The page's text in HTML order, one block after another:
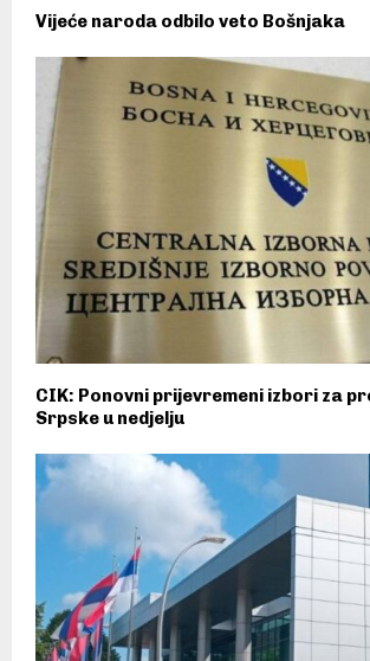
Vijeće naroda odbilo veto Bošnjaka
CIK: Ponovni prijevremeni izbori za
Srpske u nedjelju